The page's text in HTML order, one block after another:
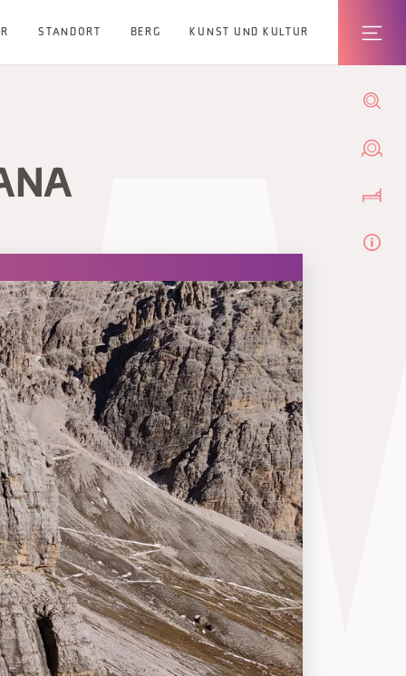
STANDORT BERG KUNST UND KULTUR